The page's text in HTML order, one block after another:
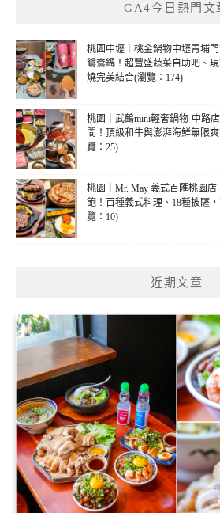
GA4今日熱門文
桃園中壢｜桃金鍋物中壢青埔
鴛鴦鍋！超豐盛蔬菜自助吧、
燒完美結合(瀏覽：174)
桃園｜武鶴mini輕奢鍋物-中路
間！頂級和牛與澎湃海鮮無限
覽：25)
桃園｜Mr. May 義式百匯桃園店
飽！百種義式料理、18種披薩
覽：10)
近期文章